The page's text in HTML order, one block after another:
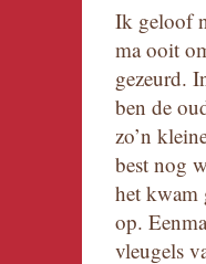
Ik geloof
ma ooit
gezeurd.
ben de
zo’n
best nog
het kwam
op.
vleugels